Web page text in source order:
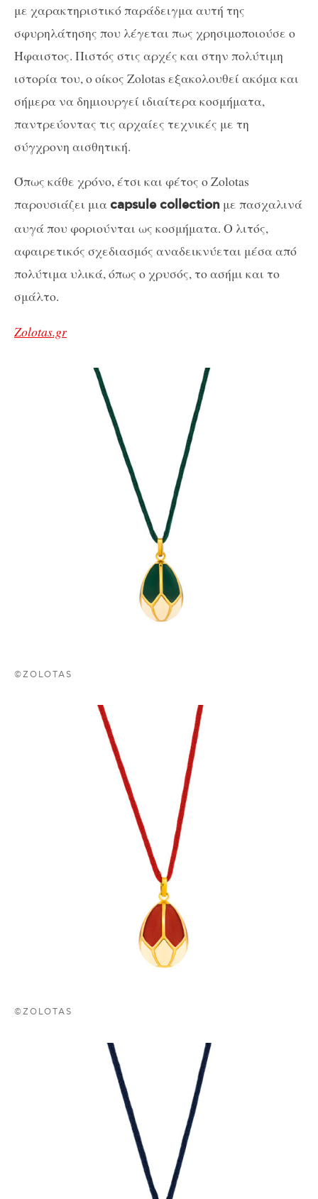
με χαρακτηριστικό παράδειγμα αυτή της
σφυρηλάτησης που λέγεται πως χρησιμοποιούσε ο
Ήφαιστος. Πιστός στις αρχές και στην πολύτιμη
ιστορία του, ο οίκος Zolotas εξακολουθεί ακόμα και
σήμερα να δημιουργεί ιδιαίτερα κοσμήματα,
παντρεύοντας τις αρχαίες τεχνικές με τη
σύγχρονη αισθητική.
Όπως κάθε χρόνο, έτσι και φέτος ο Zolotas
παρουσιάζει μιαcapsule collection με πασχαλινά
αυγά που φοριούνται ως κοσμήματα. Ο λιτός,
αφαιρετικός σχεδιασμός αναδεικνύεται μέσα από
πολύτιμα υλικά, όπως ο χρυσός, το ασήμι και το
σμάλτο.
Zolotas.gr
©ZOLOTAS
©ZOLOTAS